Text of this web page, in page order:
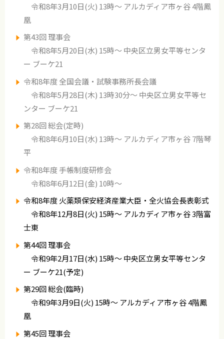
令和8年3月10日(火) 13時～ アルカディア市ヶ谷 4階鳳
凰
第43回 理事会
令和8年5月20日(水) 15時～ 中央区立男女平等センタ
ー ブーケ21
令和8年度 全国会議・試験事務所長会議
令和8年5月28日(木) 13時30分～ 中央区立男女平等セ
ンター ブーケ21
第28回 総会(定時)
令和8年6月10日(水) 13時～ アルカディア市ヶ谷 7階琴
平
令和8年度 手帳制度研修会
令和8年6月12日(金) 10時～
令和8年度 火薬類保安経済産業大臣・全火協会長表彰式
令和8年12月8日(火) 15時～ アルカディア市ヶ谷 3階富
士東
第44回 理事会
令和9年2月17日(水) 15時～ 中央区立男女平等センタ
ー ブーケ21(予定)
第29回 総会(臨時)
令和9年3月9日(火) 15時～ アルカディア市ヶ谷 4階鳳
凰
第45回 理事会